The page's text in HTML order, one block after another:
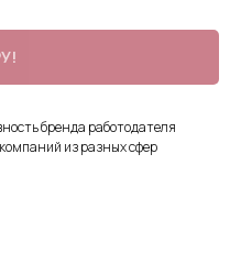
бренда работодателя
из разных сфер